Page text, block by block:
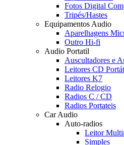
Fotos Digital
Tripés/Hastes
Equipamentos Audio
Aparelhagens
Outro Hi-fi
Audio Portatil
Auscultadores e
Leitores CD
Leitores K7
Radio Relogio
Radios C / CD
Radios Portateis
Car Audio
Auto-radios
Leitor
Simples